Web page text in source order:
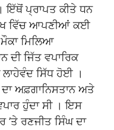
ਇੱਥੋਂ ਪ੍ਰਾਪਤ ਕੀਤੇ ਧਨ
ਵਿੱਚ ਆਪਣੀਆਂ ਕਈ
ਮਿਲਿਆ
ਦੀ ਜਿੱਤ ਵਪਾਰਿਕ
ਸਿੱਧ ਹੋਈ ।
ਅਫ਼ਗਾਨਿਸਤਾਨ ਅਤੇ
ਹੁੰਦਾ ਸੀ । ਇਸ
’ਤੇ ਰਣਜੀਤ ਸਿੰਘ ਦਾ